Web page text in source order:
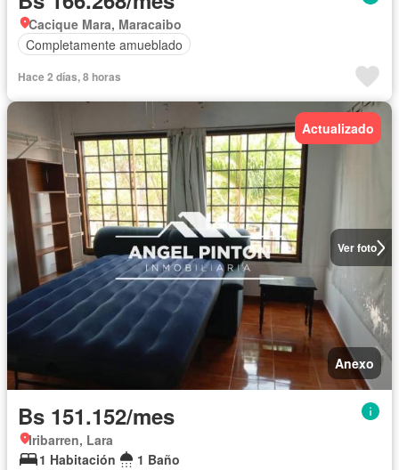
Cacique Mara, Maracaibo
Completamente amueblado
Hace 2 días, 8 horas
Ver foto
Actualizado
Anexo
Bs 151.152/mes
Iribarren, Lara
1 Habitación
1 Baño